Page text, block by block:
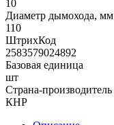
10
Диаметр дымохода, мм
110
ШтрихКод
2583579024892
Базовая единица
шт
Страна-производитель
КНР